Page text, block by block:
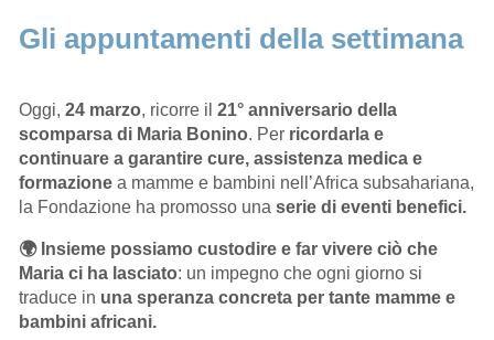
Gli appuntamenti della settimana
Oggi, 24 marzo, ricorre il 21° anniversario della
scomparsa di Maria Bonino. Per ricordarla e
continuare a garantire cure, assistenza medica e
formazione a mamme e bambini nell’Africa subsahariana,
la Fondazione ha promosso una serie di eventi benefici.
🌍 Insieme possiamo custodire e far vivere ciò che
Maria ci ha lasciato: un impegno che ogni giorno si
traduce in una speranza concreta per tante mamme e
bambini africani.